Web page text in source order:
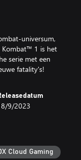
universum,
Kombat™ 1 is het
serie met een
fatality's!
9/2023
Cloud Gaming